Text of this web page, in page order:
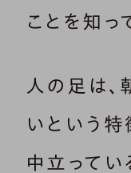
ことを知っ
人の足は、
いという特
中立って